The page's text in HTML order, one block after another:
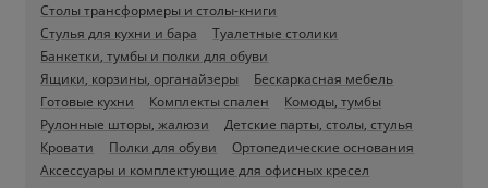
Столы трансформеры и столы-книги
Стулья для кухни и бара
Туалетные столики
Банкетки, тумбы и полки для обуви
Ящики, корзины, органайзеры
Бескаркасная мебель
Готовые кухни
Комплекты спален
Комоды, тумбы
Рулонные шторы, жалюзи
Детские парты, столы, стулья
Кровати
Полки для обуви
Ортопедические основания
Аксессуары и комплектующие для офисных кресел